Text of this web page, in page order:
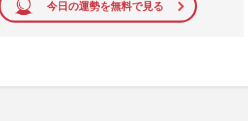
今日の運勢を無料で見る